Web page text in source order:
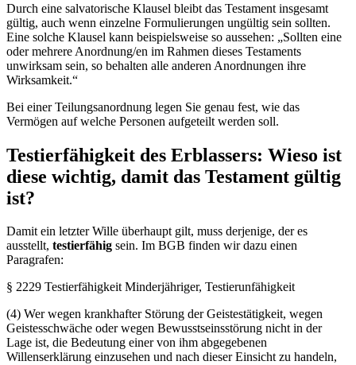
Durch eine salvatorische Klausel bleibt das Testament insgesamt
gültig, auch wenn einzelne Formulierungen ungültig sein sollten.
Eine solche Klausel kann beispielsweise so aussehen: „Sollten eine
oder mehrere Anordnung/en im Rahmen dieses Testaments
unwirksam sein, so behalten alle anderen Anordnungen ihre
Wirksamkeit.“
Bei einer Teilungsanordnung legen Sie genau fest, wie das
Vermögen auf welche Personen aufgeteilt werden soll.
Testierfähigkeit des Erblassers: Wieso ist
diese wichtig, damit das Testament gültig
ist?
Damit ein letzter Wille überhaupt gilt, muss derjenige, der es
ausstellt, testierfähig sein. Im BGB finden wir dazu einen
Paragrafen:
§ 2229 Testierfähigkeit Minderjähriger, Testierunfähigkeit
(4) Wer wegen krankhafter Störung der Geistestätigkeit, wegen
Geistesschwäche oder wegen Bewusstseinsstörung nicht in der
Lage ist, die Bedeutung einer von ihm abgegebenen
Willenserklärung einzusehen und nach dieser Einsicht zu handeln,